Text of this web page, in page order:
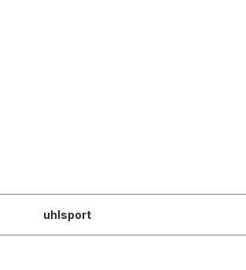
uhlsport